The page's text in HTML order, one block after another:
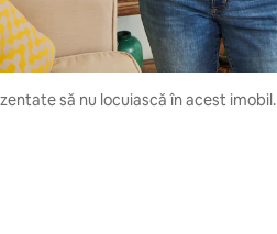
să nu locuiască în acest imobil.